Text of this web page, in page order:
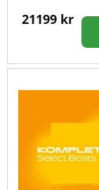
21199 kr